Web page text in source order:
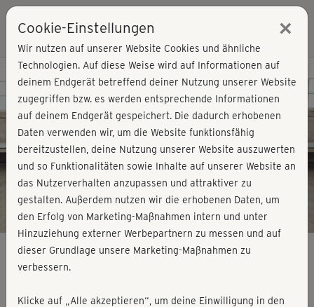
Play
Video
Kursvorschau - Jetzt mitmachen!
Kurzhantel Training - komplett
Cookie-Einstellungen ×
Wir nutzen auf unserer Website Cookies und ähnliche
Technologien. Auf diese Weise wird auf Informationen auf
deinem Endgerät betreffend deiner Nutzung unserer Website
zugegriffen bzw. es werden entsprechende Informationen
auf deinem Endgerät gespeichert. Die dadurch erhobenen
Daten verwenden wir, um die Website funktionsfähig
bereitzustellen, deine Nutzung unserer Website auszuwerten
und so Funktionalitäten sowie Inhalte auf unserer Website an
das Nutzerverhalten anzupassen und attraktiver zu
gestalten. Außerdem nutzen wir die erhobenen Daten, um
den Erfolg von Marketing-Maßnahmen intern und unter
Hinzuziehung externer Werbepartnern zu messen und auf
dieser Grundlage unsere Marketing-Maßnahmen zu
verbessern.
Klicke auf „Alle akzeptieren“, um deine Einwilligung in den